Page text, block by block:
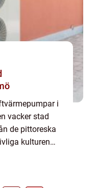
i
vacker stad
de pittoreska
kulturen